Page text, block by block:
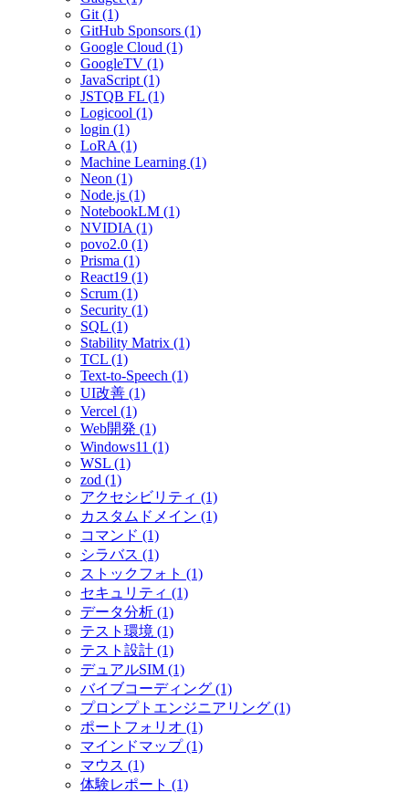
Git (1)
GitHub Sponsors (1)
Google Cloud (1)
GoogleTV (1)
JavaScript (1)
JSTQB FL (1)
Logicool (1)
login (1)
LoRA (1)
Machine Learning (1)
Neon (1)
Node.js (1)
NotebookLM (1)
NVIDIA (1)
povo2.0 (1)
Prisma (1)
React19 (1)
Scrum (1)
Security (1)
SQL (1)
Stability Matrix (1)
TCL (1)
Text-to-Speech (1)
UI改善 (1)
Vercel (1)
Web開発 (1)
Windows11 (1)
WSL (1)
zod (1)
アクセシビリティ (1)
カスタムドメイン (1)
コマンド (1)
シラバス (1)
ストックフォト (1)
セキュリティ (1)
データ分析 (1)
テスト環境 (1)
テスト設計 (1)
デュアルSIM (1)
バイブコーディング (1)
プロンプトエンジニアリング (1)
ポートフォリオ (1)
マインドマップ (1)
マウス (1)
体験レポート (1)